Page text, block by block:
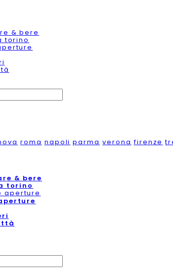
& bere
torino
roma napoli parma verona firenze
& bere
torino